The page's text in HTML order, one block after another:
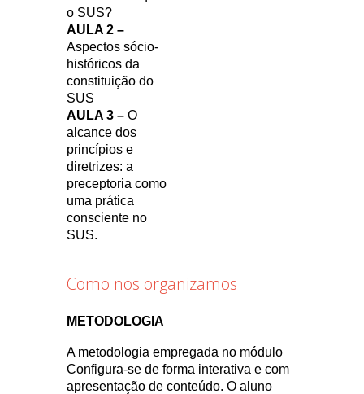
o SUS?
AULA 2 –
Aspectos sócio-
históricos da
constituição do
SUS
AULA 3 –O
alcance dos
princípios e
diretrizes: a
preceptoria como
uma prática
consciente no
SUS.
Como nos organizamos
METODOLOGIA
A metodologia empregada no módulo
Configura-se de forma interativa e com
apresentação de conteúdo. O aluno